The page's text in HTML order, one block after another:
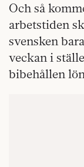
Och så
arbetstiden
svensken
veckan i
bibehållen